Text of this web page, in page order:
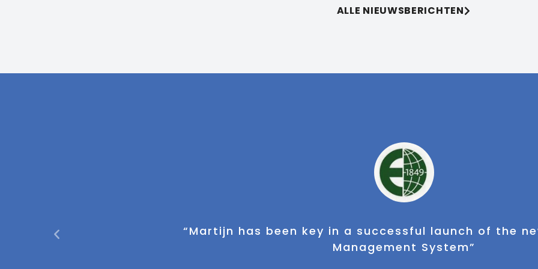
ALLE NIEUWSBERICHTEN
"Martijn is een professionele projectmanager en waardig
het gebied van warehousing"